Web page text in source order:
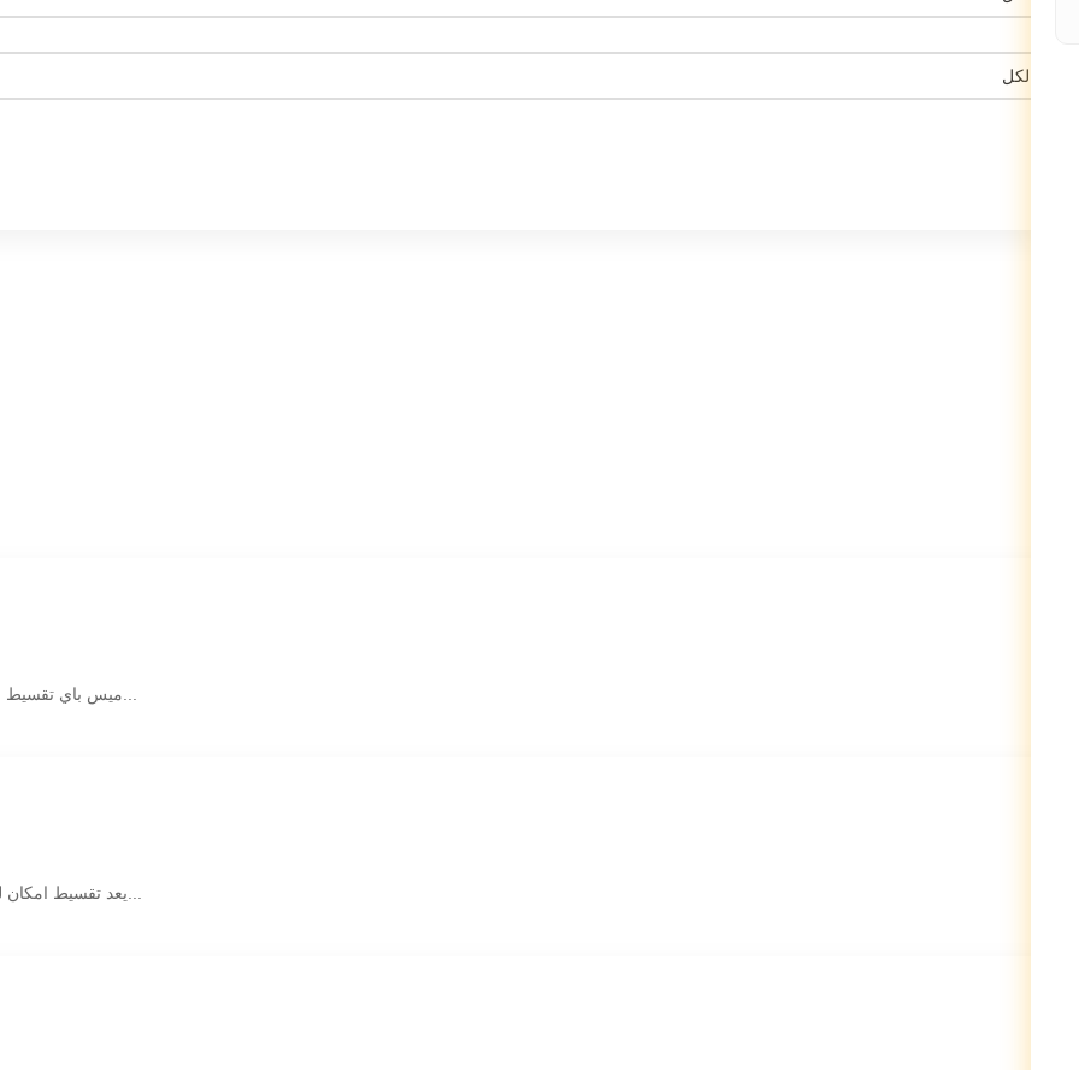
ميس باي تقسيط من الحلول المالية الرقمية الحديثة التي تمنح العملاء مرونة أكبر في الشراء وال...
يعد تقسيط امكان للعمالة من الحلول التمويلية المرنة التي تساعد الأفراد على تحمل تكاليف استق...